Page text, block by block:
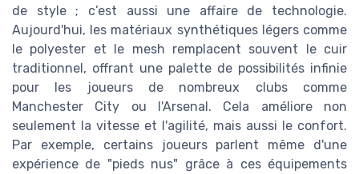
de style ; c’est aussi une affaire de technologie.
Aujourd'hui, les matériaux synthétiques légers comme
le polyester et le mesh remplacent souvent le cuir
traditionnel, offrant une palette de possibilités infinie
pour les joueurs de nombreux clubs comme
Manchester City ou l'Arsenal. Cela améliore non
seulement la vitesse et l'agilité, mais aussi le confort.
Par exemple, certains joueurs parlent même d'une
expérience de "pieds nus" grâce à ces équipements